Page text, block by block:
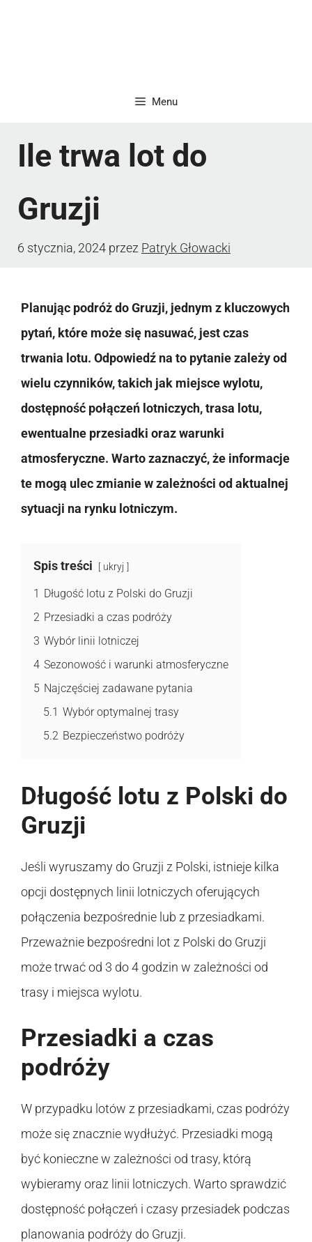
Menu
Ile trwa lot do
Gruzji
6 stycznia, 2024 przez Patryk Głowacki
Planując podróż do Gruzji, jednym z kluczowych
pytań, które może się nasuwać, jest czas
trwania lotu. Odpowiedź na to pytanie zależy od
wielu czynników, takich jak miejsce wylotu,
dostępność połączeń lotniczych, trasa lotu,
ewentualne przesiadki oraz warunki
atmosferyczne. Warto zaznaczyć, że informacje
te mogą ulec zmianie w zależności od aktualnej
sytuacji na rynku lotniczym.
Spis treści ukryj
1 Długość lotu z Polski do Gruzji
2 Przesiadki a czas podróży
3 Wybór linii lotniczej
4 Sezonowość i warunki atmosferyczne
5 Najczęściej zadawane pytania
5.1 Wybór optymalnej trasy
5.2 Bezpieczeństwo podróży
Długość lotu z Polski do
Gruzji
Jeśli wyruszamy do Gruzji z Polski, istnieje kilka
opcji dostępnych linii lotniczych oferujących
połączenia bezpośrednie lub z przesiadkami.
Przeważnie bezpośredni lot z Polski do Gruzji
może trwać od 3 do 4 godzin w zależności od
trasy i miejsca wylotu.
Przesiadki a czas
podróży
W przypadku lotów z przesiadkami, czas podróży
może się znacznie wydłużyć. Przesiadki mogą
być konieczne w zależności od trasy, którą
wybieramy oraz linii lotniczych. Warto sprawdzić
dostępność połączeń i czasy przesiadek podczas
planowania podróży do Gruzji.